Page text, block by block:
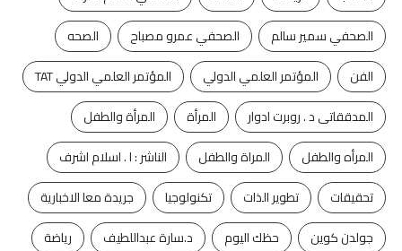
الصحفي سمير سالم
الصحفي عمرو مصباح
الصحه
الفن
المؤتمر العلمي الدولي
المؤتمر العلمي الدولي TAT
المدققاتى د . روبرت ادوار
المرأة
المرأة والطفل
المرأه والطفل
المراة والطفل
الناشر : ا . اسلام اشرف
تحقيقات
تطوير الذات تكنولوجيا
جريدة معا الاخبارية
جولدن كوين
حظك اليوم د.سارة عبداللطيف
رياضة